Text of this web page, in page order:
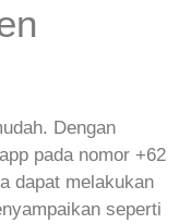
Dengan
pada nomor +62
dapat melakukan
seperti